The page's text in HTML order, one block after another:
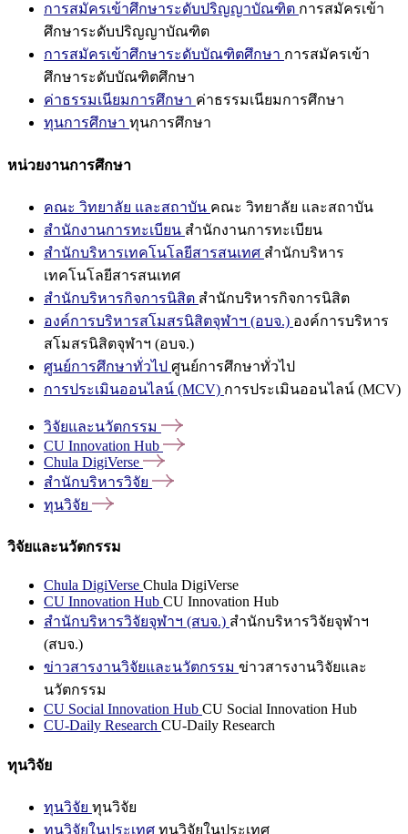
การสมัครเข้าศึกษาระดับปริญญาบัณฑิต การสมัครเข้า
ศึกษาระดับปริญญาบัณฑิต
การสมัครเข้าศึกษาระดับบัณฑิตศึกษา การสมัครเข้า
ศึกษาระดับบัณฑิตศึกษา
ค่าธรรมเนียมการศึกษา ค่าธรรมเนียมการศึกษา
ทุนการศึกษา ทุนการศึกษา
หน่วยงานการศึกษา
คณะ วิทยาลัย และสถาบัน คณะ วิทยาลัย และสถาบัน
สำนักงานการทะเบียน สำนักงานการทะเบียน
สำนักบริหารเทคโนโลยีสารสนเทศ สำนักบริหาร
เทคโนโลยีสารสนเทศ
สำนักบริหารกิจการนิสิต สำนักบริหารกิจการนิสิต
องค์การบริหารสโมสรนิสิตจุฬาฯ (อบจ.) องค์การบริหาร
สโมสรนิสิตจุฬาฯ (อบจ.)
ศูนย์การศึกษาทั่วไป ศูนย์การศึกษาทั่วไป
การประเมินออนไลน์ (MCV) การประเมินออนไลน์ (MCV)
วิจัยและนวัตกรรม
CU Innovation Hub
Chula DigiVerse
สำนักบริหารวิจัย
ทุนวิจัย
วิจัยและนวัตกรรม
Chula DigiVerse Chula DigiVerse
CU Innovation Hub CU Innovation Hub
สำนักบริหารวิจัยจุฬาฯ (สบจ.) สำนักบริหารวิจัยจุฬาฯ
(สบจ.)
ข่าวสารงานวิจัยและนวัตกรรม ข่าวสารงานวิจัยและ
นวัตกรรม
CU Social Innovation Hub CU Social Innovation Hub
CU-Daily Research CU-Daily Research
ทุนวิจัย
ทุนวิจัย ทุนวิจัย
ทุนวิจัยในประเทศ ทุนวิจัยในประเทศ